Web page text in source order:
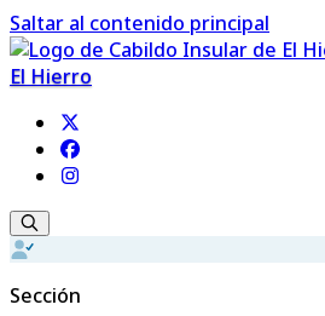
Saltar al contenido principal
El Hierro
Sección